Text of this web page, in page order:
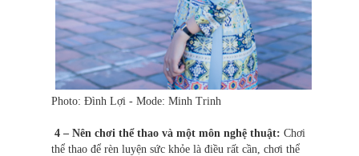
Photo: Đình Lợi - Mode: Minh Trinh
4 – Nên chơi thể thao và một môn nghệ thuật: Chơi
thể thao để rèn luyện sức khỏe là điều rất cần, chơi thể